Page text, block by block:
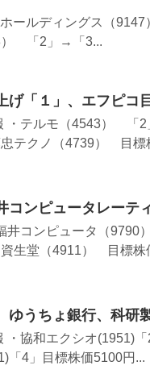
ホールディングス（
） 「2」→「3...
げ「１」、エフピコ
・テルモ（4543）
テクノ（4739） 目標
コンピュータレーテ
井コンピュータ（
生堂（4911） 目標株
ゆうちょ銀行、科研
・協和エクシオ(1951)
「4」目標株価5100円...